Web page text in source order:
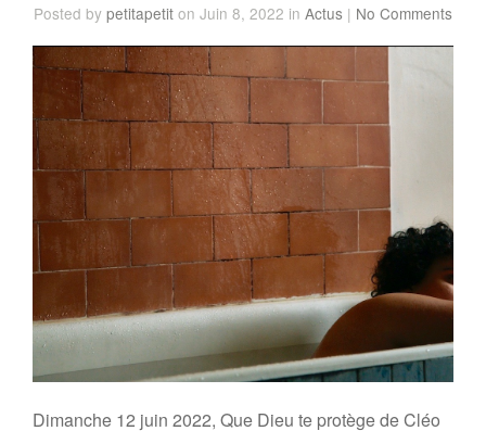
Posted by petitapetit on Juin 8, 2022 in Actus | No Comments
Dimanche 12 juin 2022, Que Dieu te protège de Cléo